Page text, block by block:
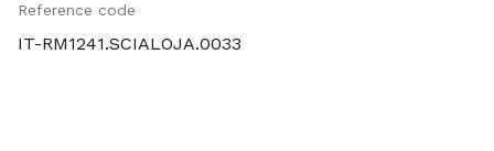
Reference code
IT-RM1241.SCIALOJA.0033